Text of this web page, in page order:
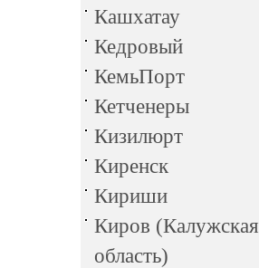
Кашхатау
Кедровый
КемьПорт
Кетченеры
Кизилюрт
Киренск
Кириши
Киров (Калужская
область)